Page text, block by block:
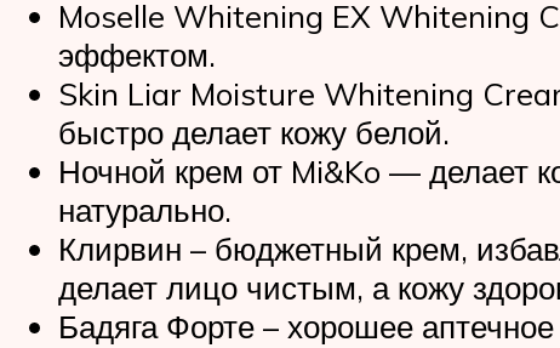
Moselle Whitening EX Whitening
эффектом.
Skin Liar Moisture Whitening
быстро делает кожу белой.
Ночной крем от Mi&Ko — делает
натурально.
Клирвин – бюджетный крем,
делает лицо чистым, а кожу
Бадяга Форте – хорошее